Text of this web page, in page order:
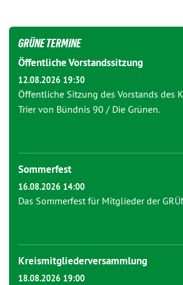
GRÜNE TERMINE
Öffentliche Vorstandssitzung
12.08.2026 19:30
Öffentliche Sitzung des Vorstands des
Trier von Bündnis 90 / Die Grünen.
Sommerfest
16.08.2026 14:00
Das Sommerfest für Mitglieder der
Kreismitgliederversammlung
18.08.2026 19:00